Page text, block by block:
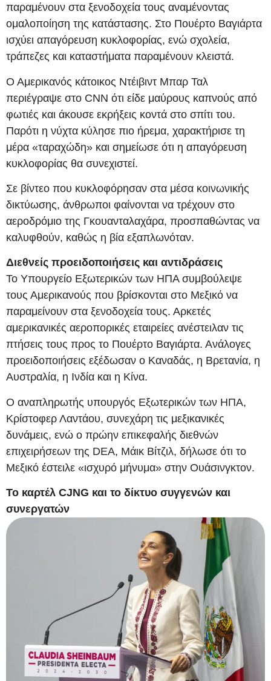
παραμένουν στα ξενοδοχεία τους αναμένοντας
ομαλοποίηση της κατάστασης. Στο Πουέρτο Βαγιάρτα
ισχύει απαγόρευση κυκλοφορίας, ενώ σχολεία,
τράπεζες και καταστήματα παραμένουν κλειστά.
Ο Αμερικανός κάτοικος Ντέιβιντ Μπαρ Ταλ
περιέγραψε στο CNN ότι είδε μαύρους καπνούς από
φωτιές και άκουσε εκρήξεις κοντά στο σπίτι του.
Παρότι η νύχτα κύλησε πιο ήρεμα, χαρακτήρισε τη
μέρα «ταραχώδη» και σημείωσε ότι η απαγόρευση
κυκλοφορίας θα συνεχιστεί.
Σε βίντεο που κυκλοφόρησαν στα μέσα κοινωνικής
δικτύωσης, άνθρωποι φαίνονται να τρέχουν στο
αεροδρόμιο της Γκουανταλαχάρα, προσπαθώντας να
καλυφθούν, καθώς η βία εξαπλωνόταν.
Διεθνείς προειδοποιήσεις και αντιδράσεις
Το Υπουργείο Εξωτερικών των ΗΠΑ συμβούλεψε
τους Αμερικανούς που βρίσκονται στο Μεξικό να
παραμείνουν στα ξενοδοχεία τους. Αρκετές
αμερικανικές αεροπορικές εταιρείες ανέστειλαν τις
πτήσεις τους προς το Πουέρτο Βαγιάρτα. Ανάλογες
προειδοποιήσεις εξέδωσαν ο Καναδάς, η Βρετανία, η
Αυστραλία, η Ινδία και η Κίνα.
Ο αναπληρωτής υπουργός Εξωτερικών των ΗΠΑ,
Κρίστοφερ Λαντάου, συνεχάρη τις μεξικανικές
δυνάμεις, ενώ ο πρώην επικεφαλής διεθνών
επιχειρήσεων της DEA, Μάικ Βίτζιλ, δήλωσε ότι το
Μεξικό έστειλε «ισχυρό μήνυμα» στην Ουάσινγκτον.
Το καρτέλ CJNG και το δίκτυο συγγενών και
συνεργατών